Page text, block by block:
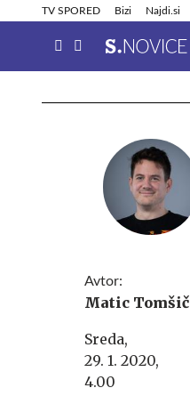
TV SPORED Bizi Najdi.si
Info in obvestila
Avtor:
Matic Tomšič
Sreda,
29. 1. 2020,
4.00